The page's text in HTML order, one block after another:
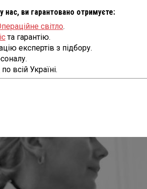
нас, ви гарантовано отримуєте:
світло.
та гарантію.
експертів з підбору.
по всій Україні.